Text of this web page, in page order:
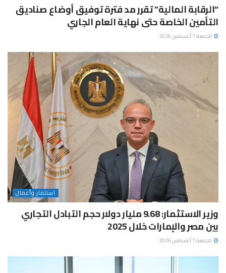
“الرقابة المالية” تقرر مد فترة توفيق أوضاع صناديق
التأمين الخاصة حتى نهاية العام الجاري
الجمعة 7 أغسطس 2026
استثمار وأعمال
وزير الاستثمار: 9.68 مليار دولار حجم التبادل التجاري
بين مصر والإمارات خلال 2025
الجمعة 7 أغسطس 2026